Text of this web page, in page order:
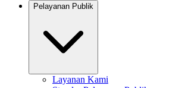
Pelayanan Publik
Layanan Kami